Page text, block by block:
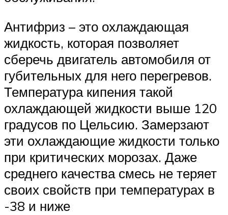
Антифриз – это охлаждающая
жидкость, которая позволяет
сберечь двигатель автомобиля от
губительных для него перегревов.
Температура кипения такой
охлаждающей жидкости выше 120
градусов по Цельсию. Замерзают
эти охлаждающие жидкости только
при критических морозах. Даже
среднего качества смесь не теряет
своих свойств при температурах в
-38 и ниже